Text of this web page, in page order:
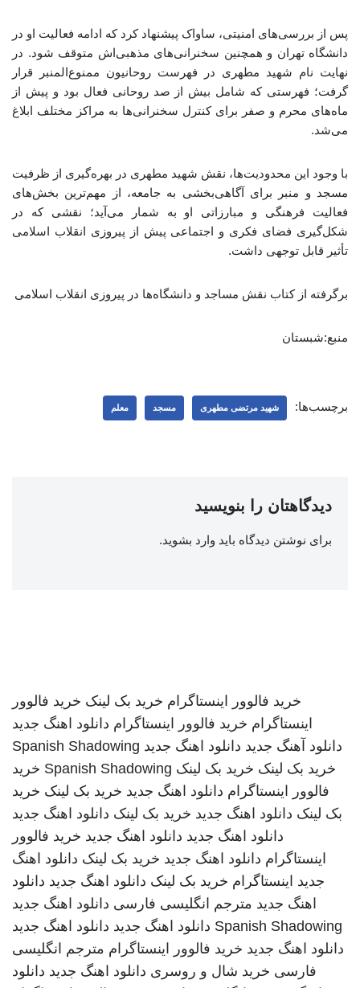
پس از بررسی‌های امنیتی، ساواک پیشنهاد کرد که ادامه فعالیت او در
دانشگاه تهران و همچنین سخنرانی‌های مذهبی‌اش متوقف شود. در
نهایت نام شهید مطهری در فهرست روحانیون ممنوع‌المنبر قرار
گرفت؛ فهرستی که شامل بیش از صد روحانی فعال بود و پیش از
ماه‌های محرم و صفر برای کنترل سخنرانی‌ها به مراکز مختلف ابلاغ
می‌شد.
با وجود این محدودیت‌ها، نقش شهید مطهری در بهره‌گیری از ظرفیت
مسجد و منبر برای آگاهی‌بخشی به جامعه، از مهم‌ترین بخش‌های
فعالیت فرهنگی و مبارزاتی او به شمار می‌آید؛ نقشی که در
شکل‌گیری فضای فکری و اجتماعی پیش از پیروزی انقلاب اسلامی
تأثیر قابل توجهی داشت.
برگرفته از کتاب نقش مساجد و دانشگاه‌ها در پیروزی انقلاب اسلامی
منبع:شبستان
برچسب‌ها: شهید مرتضی مطهری مسجد معلم
دیدگاهتان را بنویسید
برای نوشتن دیدگاه باید وارد بشوید.
خرید فالوور اینستاگرام خرید بک لینک خرید فالوور
اینستاگرام خرید فالوور اینستاگرام دانلود اهنگ جدید
دانلود آهنگ جدید دانلود اهنگ جدید Spanish Shadowing
خرید بک لینک خرید بک لینک Spanish Shadowing خرید
فالوور اینستاگرام دانلود اهنگ جدید خرید بک لینک خرید
بک لینک دانلود اهنگ جدید خرید بک لینک دانلود اهنگ جدید
دانلود اهنگ جدید دانلود اهنگ جدید خرید فالوور
اینستاگرام دانلود اهنگ جدید خرید بک لینک دانلود اهنگ
جدید اینستاگرام خرید بک لینک دانلود اهنگ جدید دانلود
اهنگ جدید مترجم انگلیسی فارسی دانلود اهنگ جدید
Spanish Shadowing دانلود اهنگ جدید دانلود اهنگ جدید
دانلود اهنگ جدید خرید فالوور اینستاگرام مترجم انگلیسی
فارسی خرید شال و روسری دانلود اهنگ جدید دانلود